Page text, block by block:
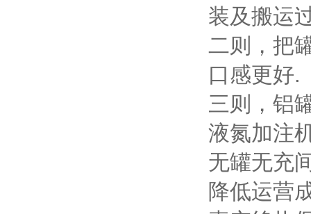
装及搬运
二则，把
口感更好.
三则，铝
液氮加注
无罐无充
降低运营